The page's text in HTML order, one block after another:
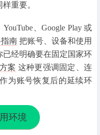
重要。
、Google Play 或
南把账号、设备和使用
经明确要在固定国家环
案 这种更强调固定、连
为账号恢复后的延续环
环境